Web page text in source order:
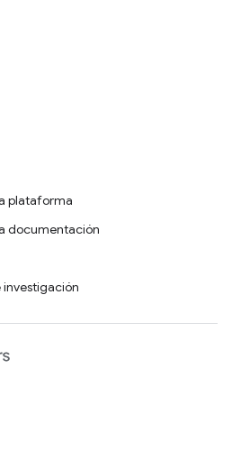
plataforma
documentación
investigación